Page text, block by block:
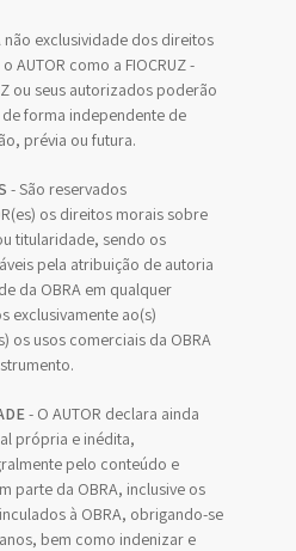
não exclusividade dos direitos
AUTOR como a FIOCRUZ -
ou seus autorizados poderão
forma independente de
prévia ou futura.
- São reservados
os direitos morais sobre
titularidade, sendo os
pela atribuição de autoria
da OBRA em qualquer
exclusivamente ao(s)
os usos comerciais da OBRA
- O AUTOR declara ainda
própria e inédita,
pelo conteúdo e
parte da OBRA, inclusive os
à OBRA, obrigando-se
bem como indenizar e